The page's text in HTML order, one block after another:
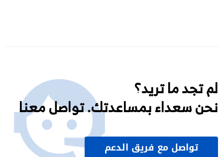
لم تجد ما تريد؟
نحن سعداء بمساعدتك. تواصل معنا
تواصل مع فريق الدعم